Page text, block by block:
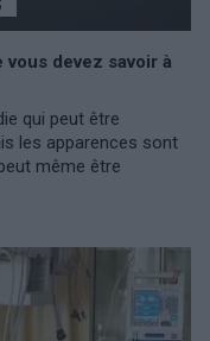
devez savoir à
qui peut être
les apparences sont
même être